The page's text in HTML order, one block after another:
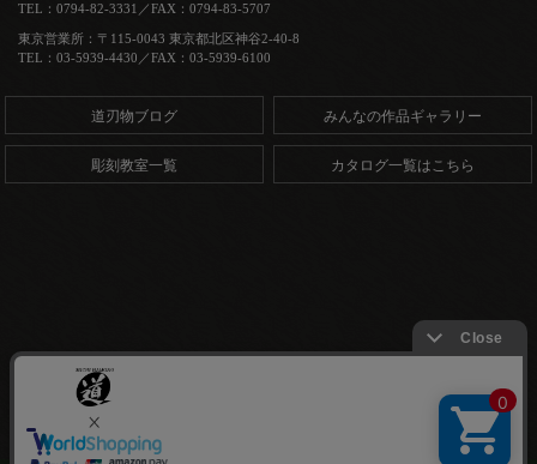
TEL：0794-82-3331／FAX：0794-83-5707
東京営業所：〒115-0043 東京都北区神谷2-40-8
TEL：03-5939-4430／FAX：03-5939-6100
道刃物ブログ みんなの作品ギャラリー
彫刻教室一覧 カタログ一覧はこちら